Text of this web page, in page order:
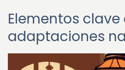
Elementos clave
adaptaciones